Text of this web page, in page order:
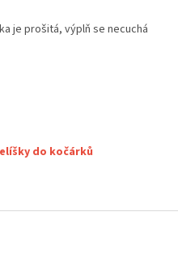
je prošitá, výplň se necuchá
do kočárků